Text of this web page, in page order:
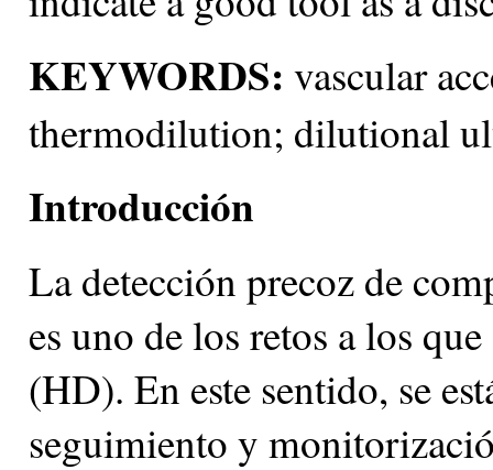
KEYWORDS: vascular
thermodilution; dilutional
Introducción
La detección precoz de
es uno de los retos a los
(HD). En este sentido, se
seguimiento y